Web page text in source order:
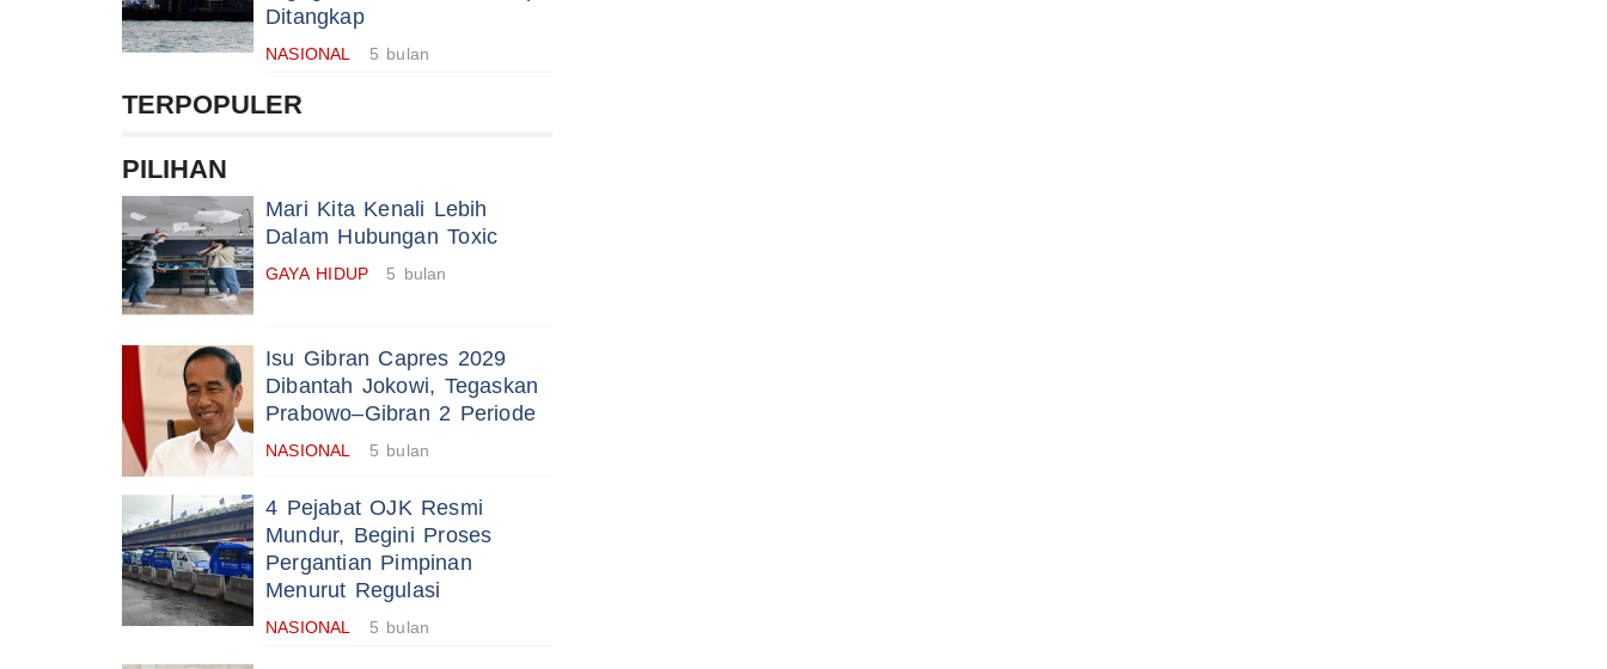
Ditangkap
NASIONAL 5 bulan
TERPOPULER
PILIHAN
Mari Kita Kenali Lebih
Dalam Hubungan Toxic
GAYA HIDUP 5 bulan
Isu Gibran Capres 2029
Dibantah Jokowi, Tegaskan
Prabowo–Gibran 2 Periode
NASIONAL 5 bulan
4 Pejabat OJK Resmi
Mundur, Begini Proses
Pergantian Pimpinan
Menurut Regulasi
NASIONAL 5 bulan